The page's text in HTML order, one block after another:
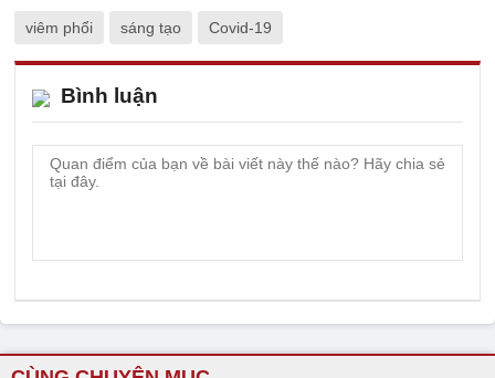
viêm phổi sáng tạo Covid-19
Bình luận